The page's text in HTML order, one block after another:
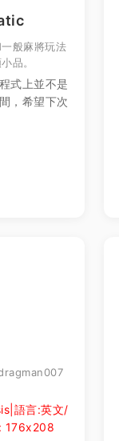
般麻將玩法
品。
式上並不是
，希望下次
語言:英文/
176x208